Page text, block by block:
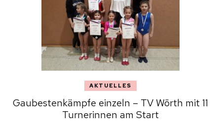
AKTUELLES
Gaubestenkämpfe einzeln – TV Wörth mit 11
Turnerinnen am Start